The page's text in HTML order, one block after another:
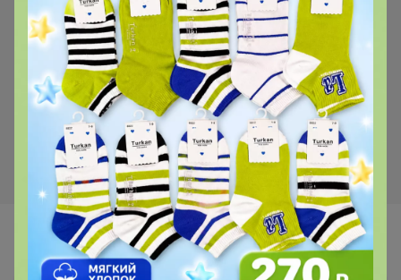
СКИДКА !
2 350р
Рубашка 2053
2 435р
Футболка 2062
Самые желанные